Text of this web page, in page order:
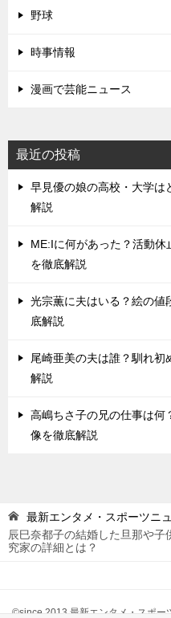
野球
時事情報
漫画で芸能ニュース
最近の投稿
早見優の娘の高校・大学は
解説
ME:Iに何があった？活動休
を徹底解説
光宗薫に夫はいる？絵の値
底解説
尾崎亜美の夫は誰？馴れ初
解説
高嶋ちさ子の兄の仕事は何
像を徹底解説
最新エンタメ・スポーツニ
辰巳奈都子の結婚した旦那や
究家の詳細とは？
©since 2013 最新エンタメ・スポー